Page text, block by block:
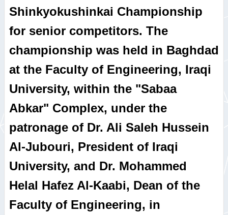
Shinkyokushinkai Championship
for senior competitors. The
championship was held in Baghdad
at the Faculty of Engineering, Iraqi
University, within the "Sabaa
Abkar" Complex, under the
patronage of Dr. Ali Saleh Hussein
Al-Jubouri, President of Iraqi
University, and Dr. Mohammed
Helal Hafez Al-Kaabi, Dean of the
Faculty of Engineering, in